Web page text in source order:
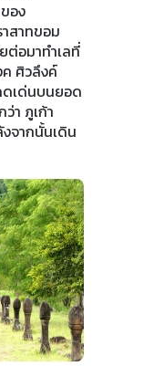
อง
สาทขอม
ต่อมาทำเลที่
ศิวลึงค์
เด่นบนยอด
า ภูเก้า
จากนั้นเดิน